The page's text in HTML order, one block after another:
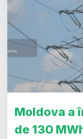
Moldova a
de 130